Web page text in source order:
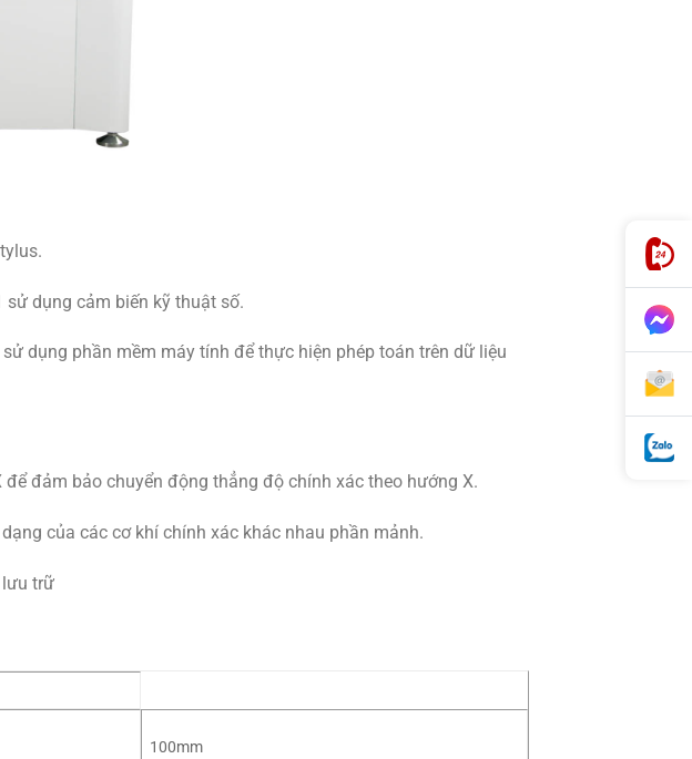
dụng cảm biến kỹ thuật số.
dụng phần mềm máy tính để thực hiện phép toán trên dữ liệu
đảm bảo chuyển động thẳng độ chính xác theo hướng X.
của các cơ khí chính xác khác nhau phần mảnh.
lưu trữ
100mm